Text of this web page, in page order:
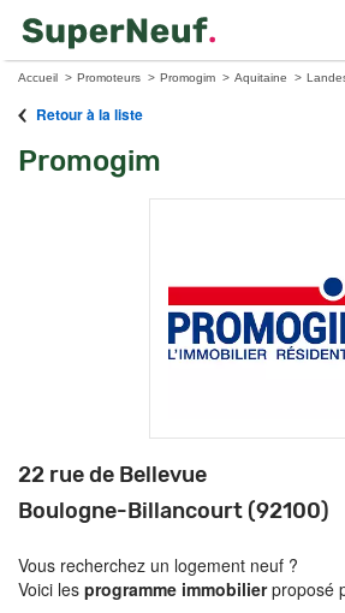
Accueil Promoteurs Promogim Aquitaine
Retour à la liste
Promogim
22 rue de Bellevue
Boulogne-Billancourt (92100)
Vous recherchez un logement neuf ?
Voici les programme immobilierproposé